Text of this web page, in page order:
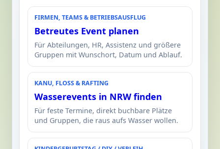
FIRMEN, TEAMS & BETRIEBSAUSFLUG
Betreutes Event planen
Für Abteilungen, HR, Assistenz und größere
Gruppen mit Wunschort, Datum und Ablauf.
KANU, FLOSS & RAFTING
Wasserevents in NRW finden
Für feste Termine, direkt buchbare Plätze
und Gruppen, die raus aufs Wasser wollen.